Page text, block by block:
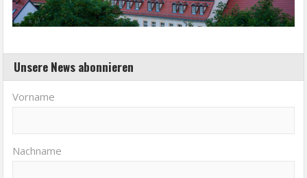
Unsere News abonnieren
Vorname
Nachname